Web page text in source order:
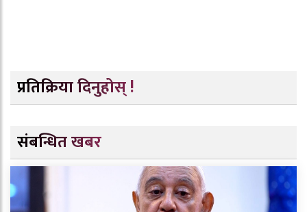
प्रतिक्रिया दिनुहोस् !
संबन्धित खबर